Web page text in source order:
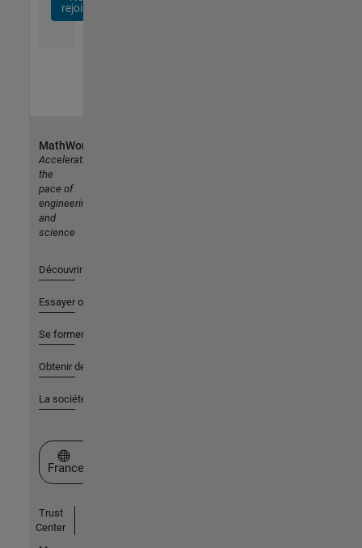
rejoindre
MathWorks
Accelerating
the
pace of
engineering
and
science
Découvrir les produits
Essayer ou acheter
Se former
Obtenir de l'aide
La société
Sélectionner un site web
France
Trust
Center